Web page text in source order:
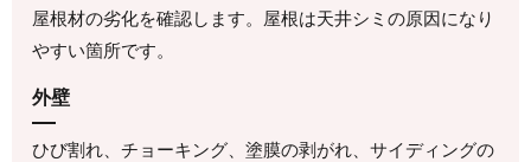
屋根材の劣化を確認します。屋根は天井シミの原因になり
やすい箇所です。
外壁
ひび割れ、チョーキング、塗膜の剥がれ、サイディングの